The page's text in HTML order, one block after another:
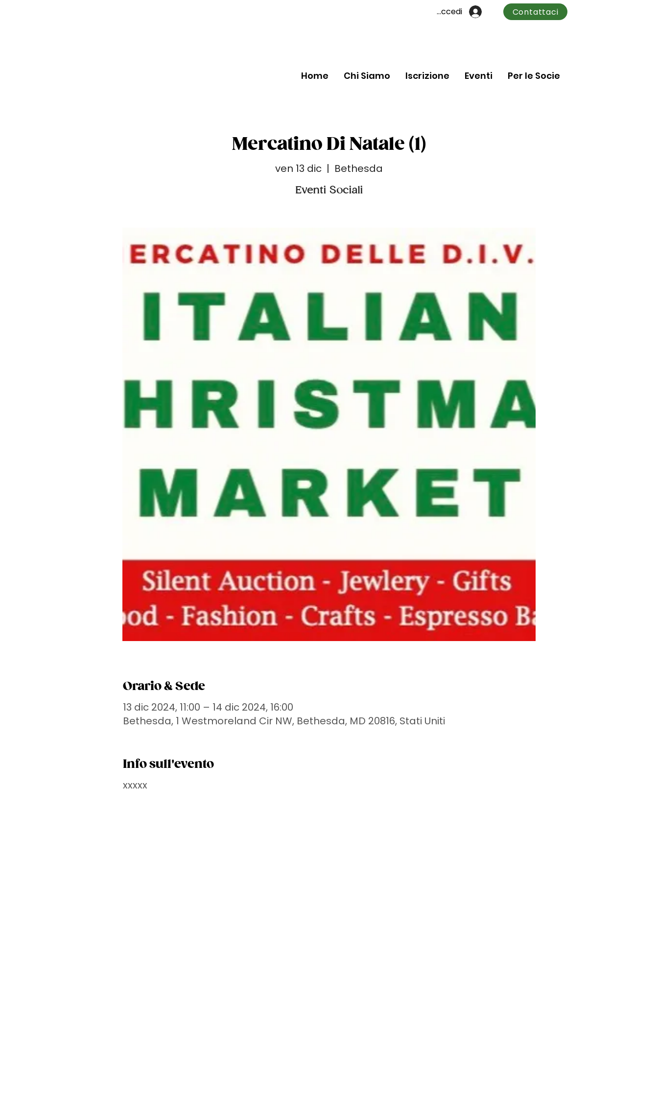
Accedi Contattaci
Home Chi Siamo Iscrizione Eventi Per le Socie
Mercatino Di Natale (1)
ven 13 dic
  |
Bethesda
Eventi Sociali
Orario & Sede
13 dic 2024, 11:00 – 14 dic 2024, 16:00
Bethesda, 1 Westmoreland Cir NW, Bethesda, MD 20816, Stati Uniti
Info sull'evento
xxxxx